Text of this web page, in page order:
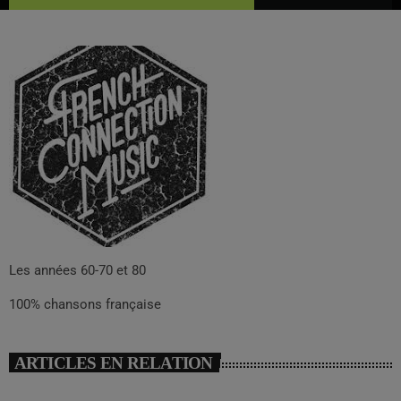
Les années 60-70 et 80
100% chansons française
ARTICLES EN RELATION